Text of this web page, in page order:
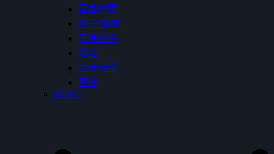
面盆龍頭
鏡子/鏡櫃
五金掛件
浴缸
免治便座
其他
HONG